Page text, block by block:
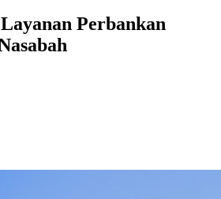
Perbankan